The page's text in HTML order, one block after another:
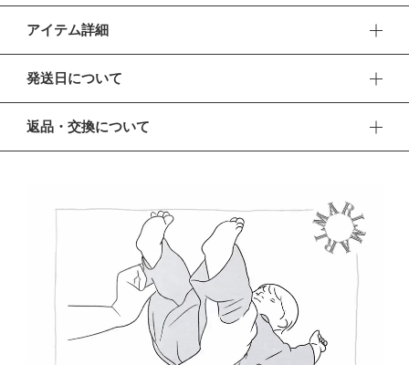
アイテム詳細
心たっぷりのデザインと、ペアレンツ想いの工夫を盛り込ん
ベビーにとって身近な積み木から着想を得た、まる・さんか
く・しかくの楽しいパターン。個性あるかたちが集まって、や
さしさと遊び心が息づくデザインに。控えめのピンクでやさし
発送日について
休業期間 2026年8月13日(木) 〜 16日(日)
おります。
【お問い合わせ・発送の再開について】
休業中にいただいたお問い合わせやご注文につきましては、翌
営業日より順次対応させていただきます。
連休明けは混雑が予想されるため、通常よりお届けにお時間を
いただく場合がございます。あらかじめご了承ください。
返品・交換について
■ お客様都合による返品・交換
交換の際の往復の送料及び代引手数料は、お客様のご負担とな
■ 初期不良・商品間違いによる返品・交換
早急に対応させていただきます。交換の際の往復の手数料は、
弊社で負担いたします。